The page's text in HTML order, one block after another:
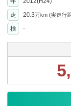
走 20.3万km (実走行
検
-